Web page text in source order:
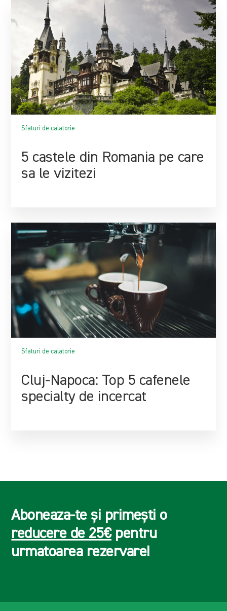
Sfaturi de calatorie
5 castele din Romania pe care
sa le vizitezi
Sfaturi de calatorie
Cluj-Napoca: Top 5 cafenele
specialty de incercat
Aboneaza-te și primești o
reducere de 25€pentru
urmatoarea rezervare!